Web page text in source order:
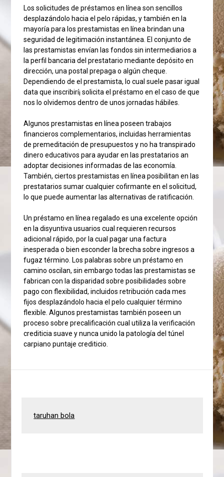
Los solicitudes de préstamos en línea son sencillos
desplazándolo hacia el pelo rápidas, y también en la
mayoría para los prestamistas en línea brindan una
seguridad de legitimación instantánea. El conjunto de
las prestamistas envían las fondos sin intermediarios a
la perfil bancaria del prestatario mediante depósito en
dirección, una postal prepaga o algún cheque.
Dependiendo de el prestamista, lo cual suele pasar igual
data que inscribirí¡ solicita el préstamo en el caso de que
nos lo olvidemos dentro de unos jornadas hábiles.
Algunos prestamistas en línea poseen trabajos
financieros complementarios, incluidas herramientas
de premeditación de presupuestos y no ha transpirado
dinero educativos para ayudar en las prestatarios an
adoptar decisiones informadas de las economía.
También, ciertos prestamistas en línea posibilitan en las
prestatarios sumar cualquier cofirmante en el solicitud,
lo que puede aumentar las alternativas de ratificación.
Un préstamo en línea regalado es una excelente opción
en la disyuntiva usuarios cual requieren recursos
adicional rápido, por la cual pagar una factura
inesperada o bien esconder la brecha sobre ingresos a
fugaz término. Los palabras sobre un préstamo en
camino oscilan, sin embargo todas las prestamistas se
fabrican con la disparidad sobre posibilidades sobre
pago con flexibilidad, incluidos retribución cada mes
fijos desplazándolo hacia el pelo cualquier término
flexible. Algunos prestamistas también poseen un
proceso sobre precalificación cual utiliza la verificación
crediticia suave y nunca unido la patologí­a del túnel
carpiano puntaje crediticio.
taruhan bola